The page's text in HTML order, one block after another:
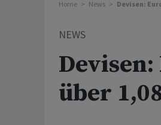
Home News Devisen:
NEWS
über